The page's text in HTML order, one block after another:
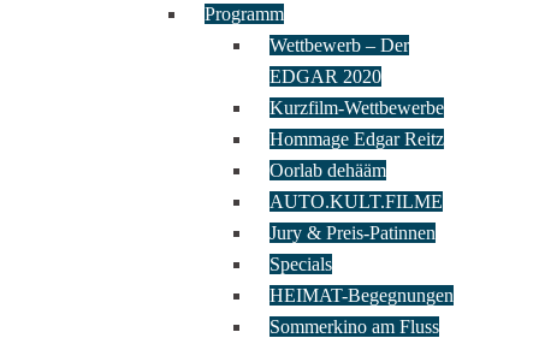
Programm
Wettbewerb – Der
EDGAR 2020
Kurzfilm-Wettbewerbe
Hommage Edgar Reitz
Oorlab dehääm
AUTO.KULT.FILME
Jury & Preis-Patinnen
Specials
HEIMAT-Begegnungen
Sommerkino am Fluss